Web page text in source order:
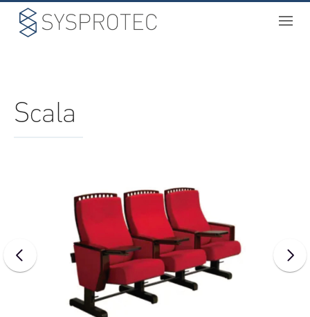
CATÁLOGO
CONTACTO
ONESPACE
Scala